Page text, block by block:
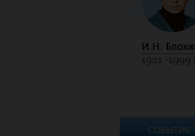
СОБЫТИЯ